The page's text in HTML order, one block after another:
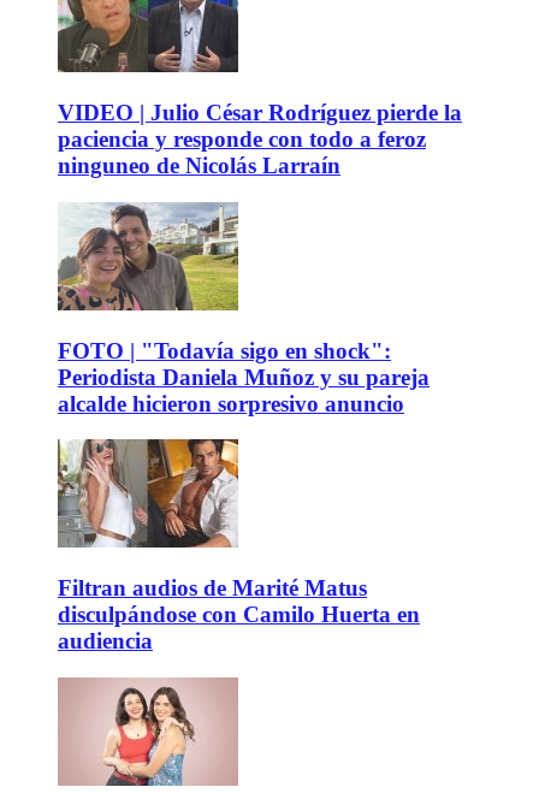
VIDEO | Julio César Rodríguez pierde la
paciencia y responde con todo a feroz
ninguneo de Nicolás Larraín
FOTO | "Todavía sigo en shock":
Periodista Daniela Muñoz y su pareja
alcalde hicieron sorpresivo anuncio
Filtran audios de Marité Matus
disculpándose con Camilo Huerta en
audiencia